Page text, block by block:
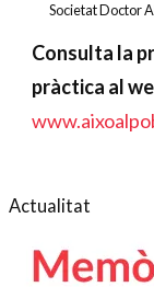
Societat Doctor
Consulta la
pràctica al
Actualitat